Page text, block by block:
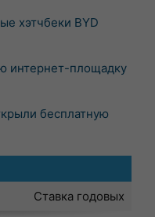
хэтчбеки BYD
интернет-площадку
бесплатную
Ставка годовых